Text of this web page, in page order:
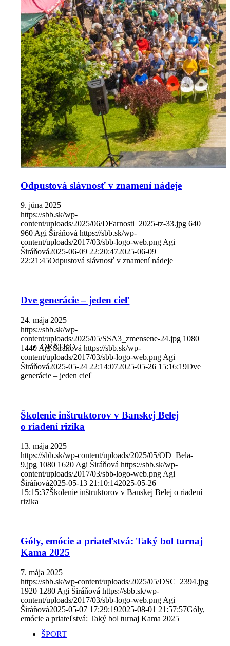
ORATKO
ŠPORT
Odpustová slávnosť v znamení nádeje
9. júna 2025
https://sbb.sk/wp-
content/uploads/2025/06/DFarnosti_2025-tz-33.jpg 640
960 Agi Širáňová https://sbb.sk/wp-
content/uploads/2017/03/sbb-logo-web.png Agi
Širáňová2025-06-09 22:20:472025-06-09
22:21:45Odpustová slávnosť v znamení nádeje
Dve generácie – jeden cieľ
24. mája 2025
https://sbb.sk/wp-
content/uploads/2025/05/SSA3_zmensene-24.jpg 1080
1440 Agi Širáňová https://sbb.sk/wp-
content/uploads/2017/03/sbb-logo-web.png Agi
Širáňová2025-05-24 22:14:072025-05-26 15:16:19Dve
generácie – jeden cieľ
Školenie inštruktorov v Banskej Belej
o riadení rizika
13. mája 2025
https://sbb.sk/wp-content/uploads/2025/05/OD_Bela-
9.jpg 1080 1620 Agi Širáňová https://sbb.sk/wp-
content/uploads/2017/03/sbb-logo-web.png Agi
Širáňová2025-05-13 21:10:142025-05-26
15:15:37Školenie inštruktorov v Banskej Belej o riadení
rizika
Góly, emócie a priateľstvá: Taký bol turnaj
Kama 2025
7. mája 2025
https://sbb.sk/wp-content/uploads/2025/05/DSC_2394.jpg
1920 1280 Agi Širáňová https://sbb.sk/wp-
content/uploads/2017/03/sbb-logo-web.png Agi
Širáňová2025-05-07 17:29:192025-08-01 21:57:57Góly,
emócie a priateľstvá: Taký bol turnaj Kama 2025